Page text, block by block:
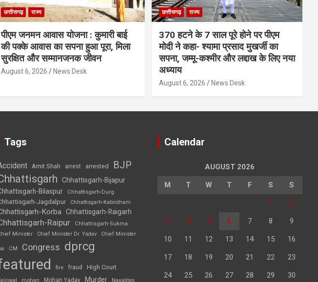
छत्तीसगढ़ राज्य
पीएम जनमन आवास योजना : कुमारी बाई
की पक्के आवास का सपना हुआ पूरा, मिला
सुरक्षित और सम्मानजनक जीवन
August 6, 2026 News Desk
छत्तीसगढ़ राज्य
370 हटने के 7 साल पूरे होने पर पीएम
मोदी ने कहा- श्यामा प्रसाद मुखर्जी का
सपना, जम्मू-कश्मीर और लद्दाख के लिए नया
अध्याय
August 6, 2026 News Desk
Tags
Amit Shah arrest arrested BJP
Chhattisgarh-Bijapur
Bilaspur
Chhattisgarh-Durg
Jagdalpur Chhattisgarh-Kabirdham
Korba Chhattisgarh-Raigarh
Raipur
Chhattisgarh-Sukma
Minister
Chief Minister Dr. Yadav Chief Minister
CM Congress dprcg
fire fraud High Court
mohan Mohan Yadav Murder Naxalites
Calendar
AUGUST 2026
M T W T F S S
1 2
3 4 5 6 7 8 9
10 11 12 13 14 15 16
17 18 19 20 21 22 23
24 25 26 27 28 29 30